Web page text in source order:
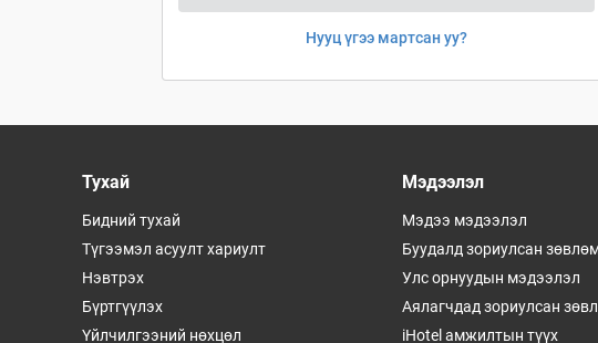
Нууц үгээ мартсан уу?
Тухай
Бидний тухай
Түгээмэл асуулт хариулт
Нэвтрэх
Бүртгүүлэх
Үйлчилгээний нөхцөл
Мэдээлэл
Мэдээ мэдээлэл
Буудалд зориулсан
Улс орнуудын мэдээлэл
Аялагчдад зориулсан
iHotel амжилтын түүх